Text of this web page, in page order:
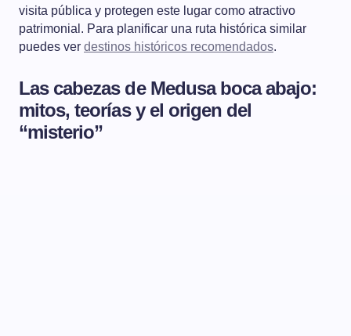
visita pública y protegen este lugar como atractivo
patrimonial. Para planificar una ruta histórica similar
puedes ver destinos históricos recomendados.
Las cabezas de Medusa boca abajo:
mitos, teorías y el origen del
“misterio”